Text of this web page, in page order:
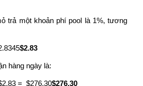
bạn tăng giá trị đều đặn
trả một khoản phí pool là 1%, tương
$2.83
hàng ngày là:
=  $276.30$276.30